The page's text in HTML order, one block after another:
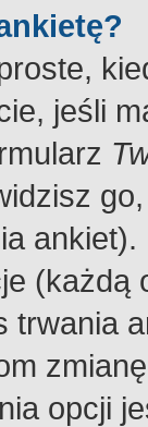
jeśli
opcji